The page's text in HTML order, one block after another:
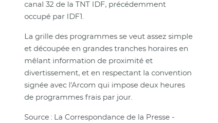
canal 32 de la TNT IDF, précédemment
occupé par IDF1.
La grille des programmes se veut assez simple
et découpée en grandes tranches horaires en
mêlant information de proximité et
divertissement, et en respectant la convention
signée avec l'Arcom qui impose deux heures
de programmes frais par jour.
Source : La Correspondance de la Presse -